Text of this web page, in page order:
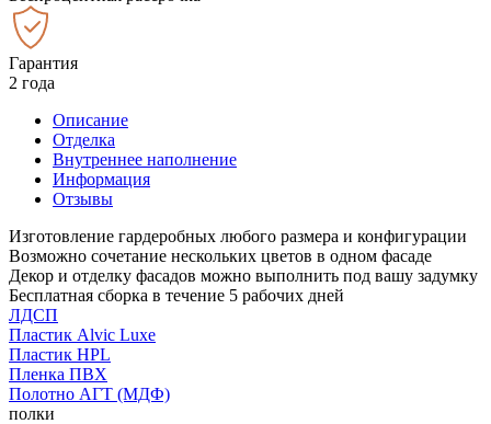
Гарантия
2 года
Описание
Отделка
Внутреннее наполнение
Информация
Отзывы
Изготовление гардеробных любого размера и конфигурации
Возможно сочетание нескольких цветов в одном фасаде
Декор и отделку фасадов можно выполнить под вашу задумку
Бесплатная сборка в течение 5 рабочих дней
ЛДСП
Пластик Alvic Luxe
Пластик HPL
Пленка ПВХ
Полотно АГТ (МДФ)
полки